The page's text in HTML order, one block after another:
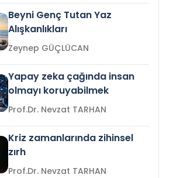
Beyni Genç Tutan Yaz
Alışkanlıkları
Zeynep GÜÇLÜCAN
Yapay zeka çağında insan
olmayı koruyabilmek
Prof.Dr. Nevzat TARHAN
Kriz zamanlarında zihinsel
zırh
Prof.Dr. Nevzat TARHAN